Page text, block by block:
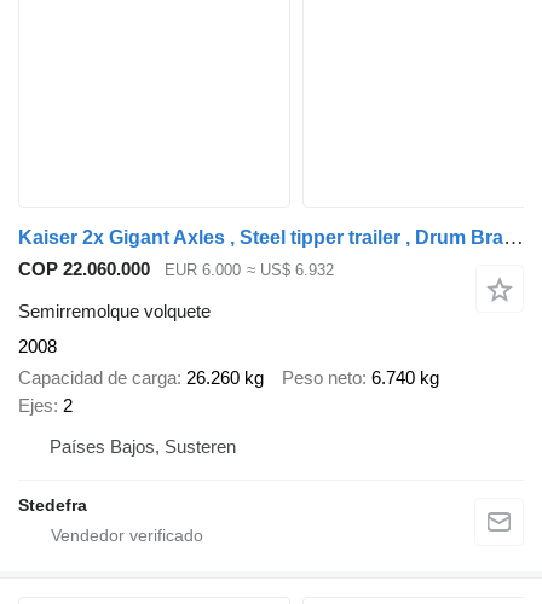
Kaiser 2x Gigant Axles , Steel tipper trailer , Drum Brakes, Spring Sus
COP 22.060.000 EUR 6.000 ≈ US$ 6.932
Semirremolque volquete
2008
Capacidad de carga 26.260 kg Peso neto 6.740 kg
Ejes 2
Países Bajos, Susteren
Stedefra